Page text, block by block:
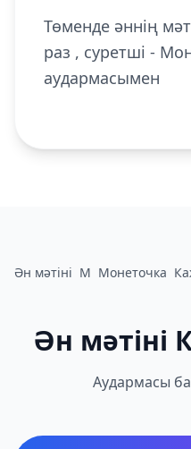
Төменде әннің
раз , суретші -
аудармасымен
Ән мәтіні М Монеточка
Ән мәтіні
Аудармасы